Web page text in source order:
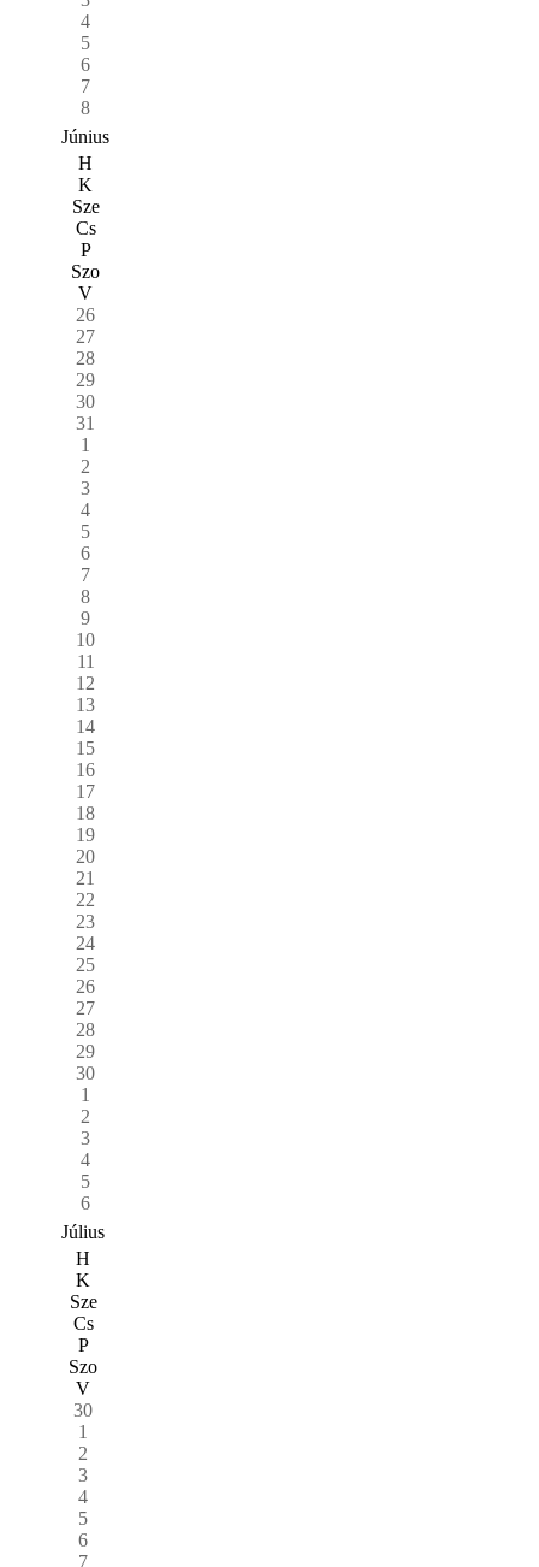
4
5
6
7
8
Június
H
K
Sze
Cs
P
Szo
V
26
27
28
29
30
31
1
2
3
4
5
6
7
8
9
10
11
12
13
14
15
16
17
18
19
20
21
22
23
24
25
26
27
28
29
30
1
2
3
4
5
6
Július
H
K
Sze
Cs
P
Szo
V
30
1
2
3
4
5
6
7